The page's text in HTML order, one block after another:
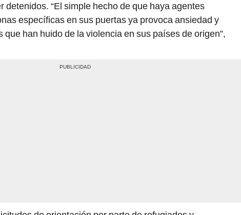
detenidos. “El simple hecho de que haya agentes
específicas en sus puertas ya provoca ansiedad y
que han huido de la violencia en sus países de origen”,